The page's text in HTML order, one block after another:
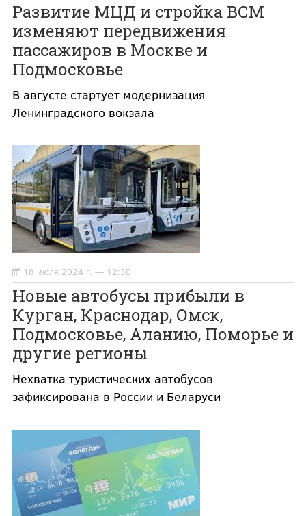
Развитие МЦД и стройка ВСМ
изменяют передвижения
пассажиров в Москве и
Подмосковье
В августе стартует модернизация
Ленинградского вокзала
18 июля 2024 г. — 12:30
Новые автобусы прибыли в
Курган, Краснодар, Омск,
Подмосковье, Аланию, Поморье и
другие регионы
Нехватка туристических автобусов
зафиксирована в России и Беларуси